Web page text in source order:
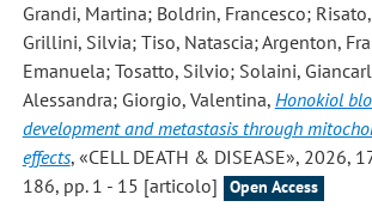
Grandi, Martina; Boldrin, Francesco;
Grillini, Silvia; Tiso, Natascia; Argenton,
Emanuela; Tosatto, Silvio; Solaini,
Alessandra; Giorgio, Valentina, Honokiol
development and metastasis through
effects, «CELL DEATH & DISEASE», 2026,
186, pp. 1 - 15 [articolo]
Open Access